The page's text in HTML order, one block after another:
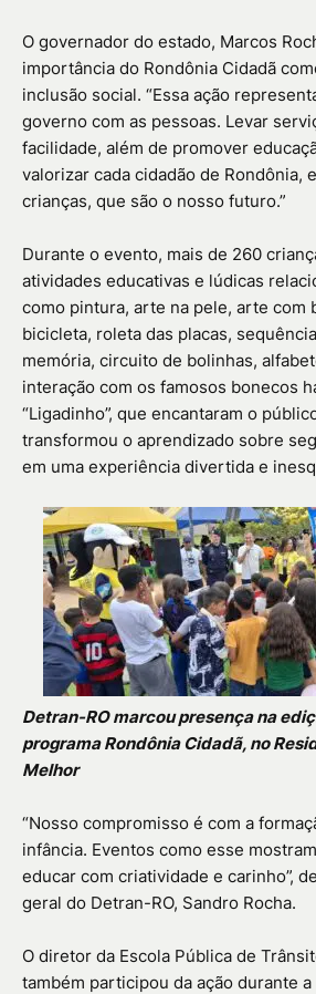
O governador do estado, Marcos
importância do Rondônia Cidadã
inclusão social. “Essa ação
governo com as pessoas. Levar
facilidade, além de promover
valorizar cada cidadão de Rondônia,
crianças, que são o nosso futuro.”
Durante o evento, mais de 260
atividades educativas e lúdicas
como pintura, arte na pele, arte com
bicicleta, roleta das placas,
memória, circuito de bolinhas,
interação com os famosos bonecos
“Ligadinho”, que encantaram o
transformou o aprendizado sobre
em uma experiência divertida e
Detran-RO marcou presença na
programa Rondônia Cidadã, no
Melhor
“Nosso compromisso é com a
infância. Eventos como esse
educar com criatividade e carinho”,
geral do Detran-RO, Sandro Rocha.
O diretor da Escola Pública de
também participou da ação durante